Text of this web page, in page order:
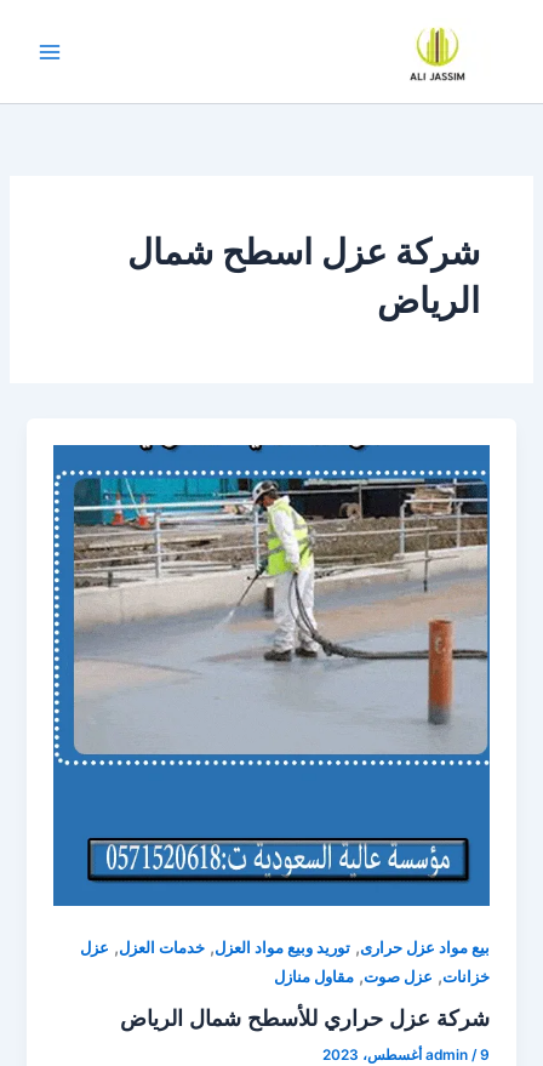
شركة عزل اسطح شمال
الرياض
بيع مواد عزل حرارى,توريد وبيع مواد العزل,خدمات العزل, عزل
خزانات, عزل صوت,مقاول منازل
شركة عزل حراري للأسطح شمال الرياض
admin /9 أغسطس، 2023